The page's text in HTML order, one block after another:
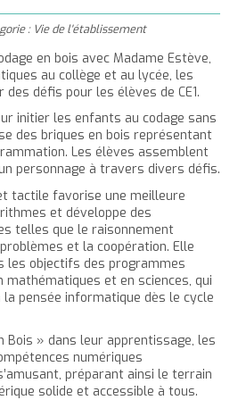
: Vie de l'établissement
en bois avec Madame Estève,
au collège et au lycée, les
des défis pour les élèves de CE1.
initier les enfants au codage sans
des briques en bois représentant
Les élèves assemblent
personnage à travers divers défis.
tactile favorise une meilleure
et développe des
telles que le raisonnement
et la coopération. Elle
les objectifs des programmes
et en sciences, qui
la pensée informatique dès le cycle
Bois » dans leur apprentissage, les
numériques
préparant ainsi le terrain
solide et accessible à tous.